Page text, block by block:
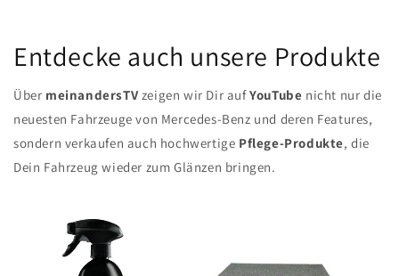
Entdecke auch unsere Produkte
Über meinandersTVzeigen wir Dir aufYouTube nicht nur die
neuesten Fahrzeuge von Mercedes-Benz und deren Features,
sondern verkaufen auch hochwertige Pflege-Produkte, die
Dein Fahrzeug wieder zum Glänzen bringen.